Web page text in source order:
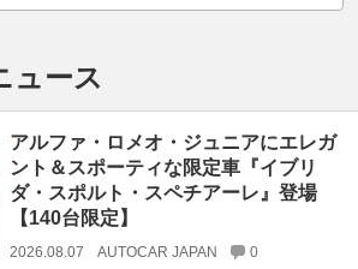
ュース
アルファ・ロメオ・ジュニアにエレガ
ント＆スポーティな限定車『イブリ
ダ・スポルト・スペチアーレ』登場
【140台限定】
2026.08.07 AUTOCAR JAPAN 0